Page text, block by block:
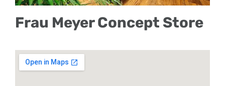
Frau Meyer Concept Store